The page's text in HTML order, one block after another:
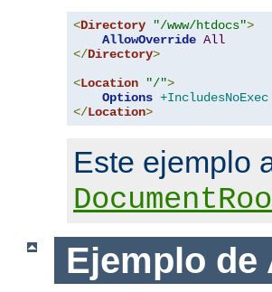
<Directory "/www/htdocs">
AllowOverride All
</Directory>
<Location "/">
Options +IncludesNoExec
</Location>
Este ejemplo
Ejemplo